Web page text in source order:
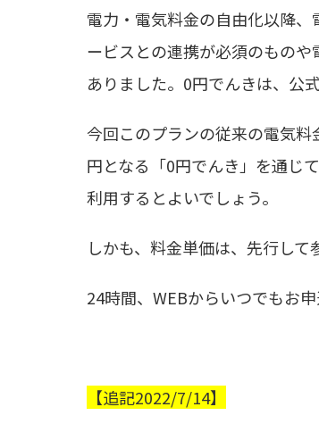
電力・電気料金の自由化以降
ービスとの連携が必須のもの
ありました。0円でんきは、公
今回このプランの従来の電気
円となる「0円でんき」を通じ
利用するとよいでしょう。
しかも、料金単価は、先行し
24時間、WEBからいつでもお
【追記2022/7/14】